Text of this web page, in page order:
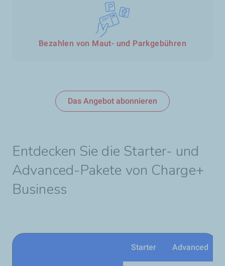
Bezahlen von Maut- und Parkgebühren
Das Angebot abonnieren
Entdecken Sie die Starter- und
Advanced-Pakete von Charge+
Business
Starter Advanced